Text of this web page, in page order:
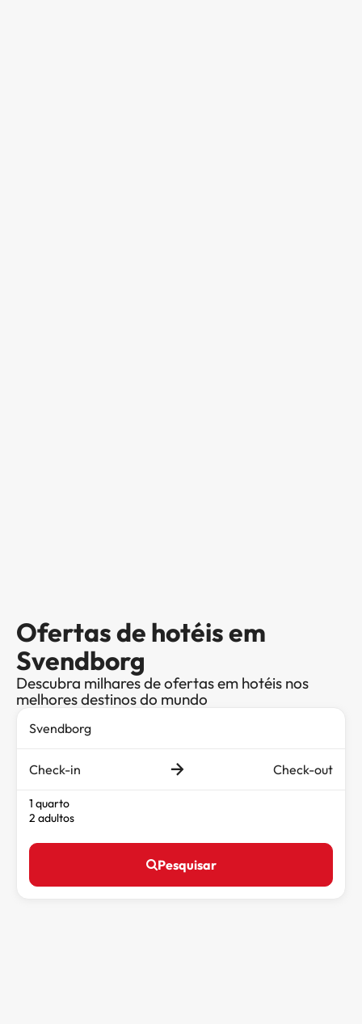
Ofertas de hotéis em
Svendborg
Descubra milhares de ofertas em hotéis nos
melhores destinos do mundo
Check-in Check-out
1 quarto
2 adultos
Pesquisar